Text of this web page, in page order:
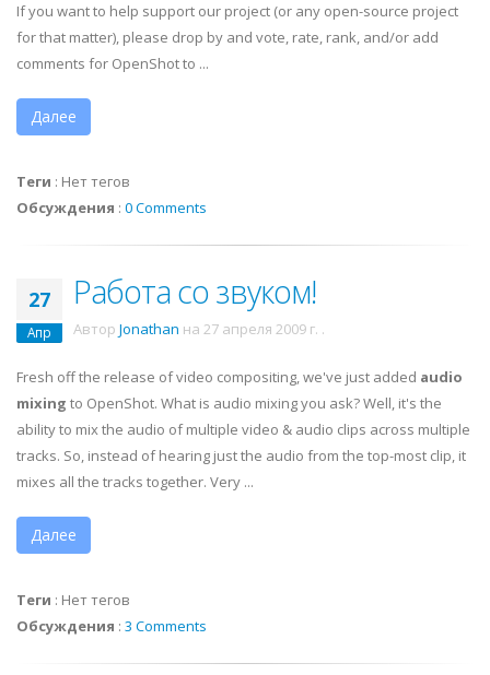
If you want to help support our project (or any open-source project
for that matter), please drop by and vote, rate, rank, and/or add
comments for OpenShot to ...
Далее
Теги : Нет тегов
Обсуждения : 0 Comments
27
Апр
Работа со звуком!
Автор Jonathan на 27 апреля 2009 г. .
Fresh off the release of video compositing, we've just added audio
mixing to OpenShot. What is audio mixing you ask? Well, it's the
ability to mix the audio of multiple video & audio clips across multiple
tracks. So, instead of hearing just the audio from the top-most clip, it
mixes all the tracks together. Very ...
Далее
Теги : Нет тегов
Обсуждения : 3 Comments